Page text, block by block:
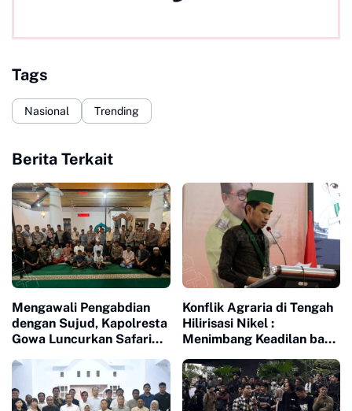
Tags
Nasional Trending
Berita Terkait
Mengawali Pengabdian
dengan Sujud, Kapolresta
Gowa Luncurkan Safari
Qur'an di Masjid Tua
Konflik Agraria di Tengah
Hilirisasi Nikel :
Menimbang Keadilan bagi
Strategis Nasional PT
Indonesia Huali Industry
Park